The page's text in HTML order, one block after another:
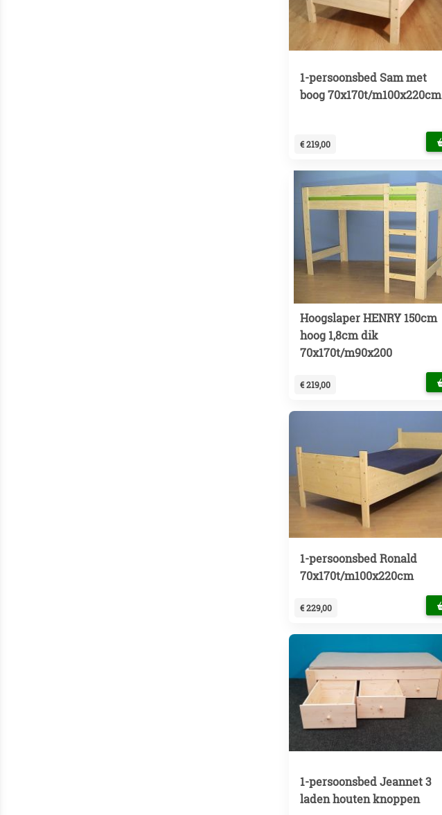
1-persoonsbed Sam met
boog 70x170t/m100x220cm
€ 219,00
Hoogslaper HENRY 150cm
hoog 1,8cm dik
70x170t/m90x200
€ 219,00
1-persoonsbed Ronald
70x170t/m100x220cm
€ 229,00
1-persoonsbed Jeannet 3
laden houten knoppen